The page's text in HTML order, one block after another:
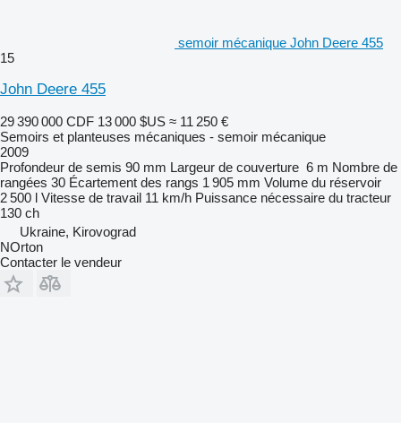
semoir mécanique John Deere 455
15
John Deere 455
29 390 000 CDF 13 000 $US ≈ 11 250 €
Semoirs et planteuses mécaniques - semoir mécanique
2009
Profondeur de semis 90 mm Largeur de couverture 6 m Nombre de
rangées 30 Écartement des rangs 1 905 mm Volume du réservoir
2 500 l Vitesse de travail 11 km/h Puissance nécessaire du tracteur
130 ch
Ukraine, Kirovograd
NOrton
Contacter le vendeur